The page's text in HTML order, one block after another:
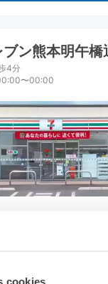
cookies
ン熊本明午橋
4分
〜00:00